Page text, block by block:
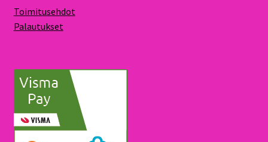
Toimitusehdot
Palautukset